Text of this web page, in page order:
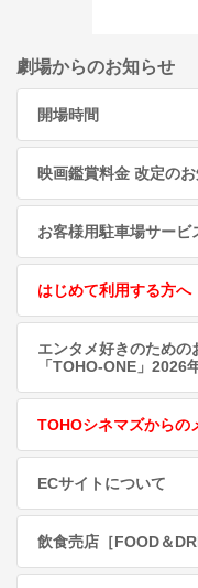
劇場からのお知らせ
開場時間
映画鑑賞料金 改定の
お客様用駐車場サービ
はじめて利用する方へ
エンタメ好きのための
「TOHO-ONE」2026
TOHOシネマズからの
ECサイトについて
飲食売店［FOOD＆